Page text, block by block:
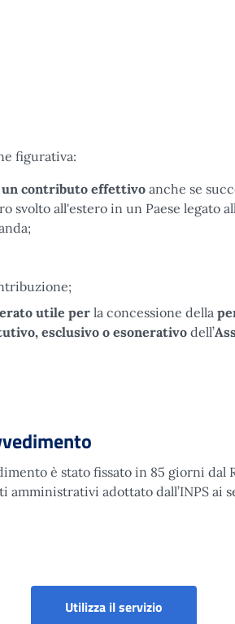
figurativa:
un contributo effettivo anche se
svolto all'estero in un Paese legato
utile perla concessione della
esclusivo o esonerativo dell’
è stato fissato in 85 giorni dal
adottato dall’INPS ai
Utilizza il servizio